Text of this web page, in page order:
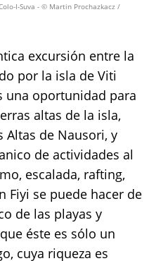
I-Suva - © Martin Prochazkacz /
excursión entre la
por la isla de Viti
una oportunidad para
altas de la isla,
Altas de Nausori, y
de actividades al
escalada, rafting,
Fiyi se puede hacer de
de las playas y
éste es sólo un
cuya riqueza es